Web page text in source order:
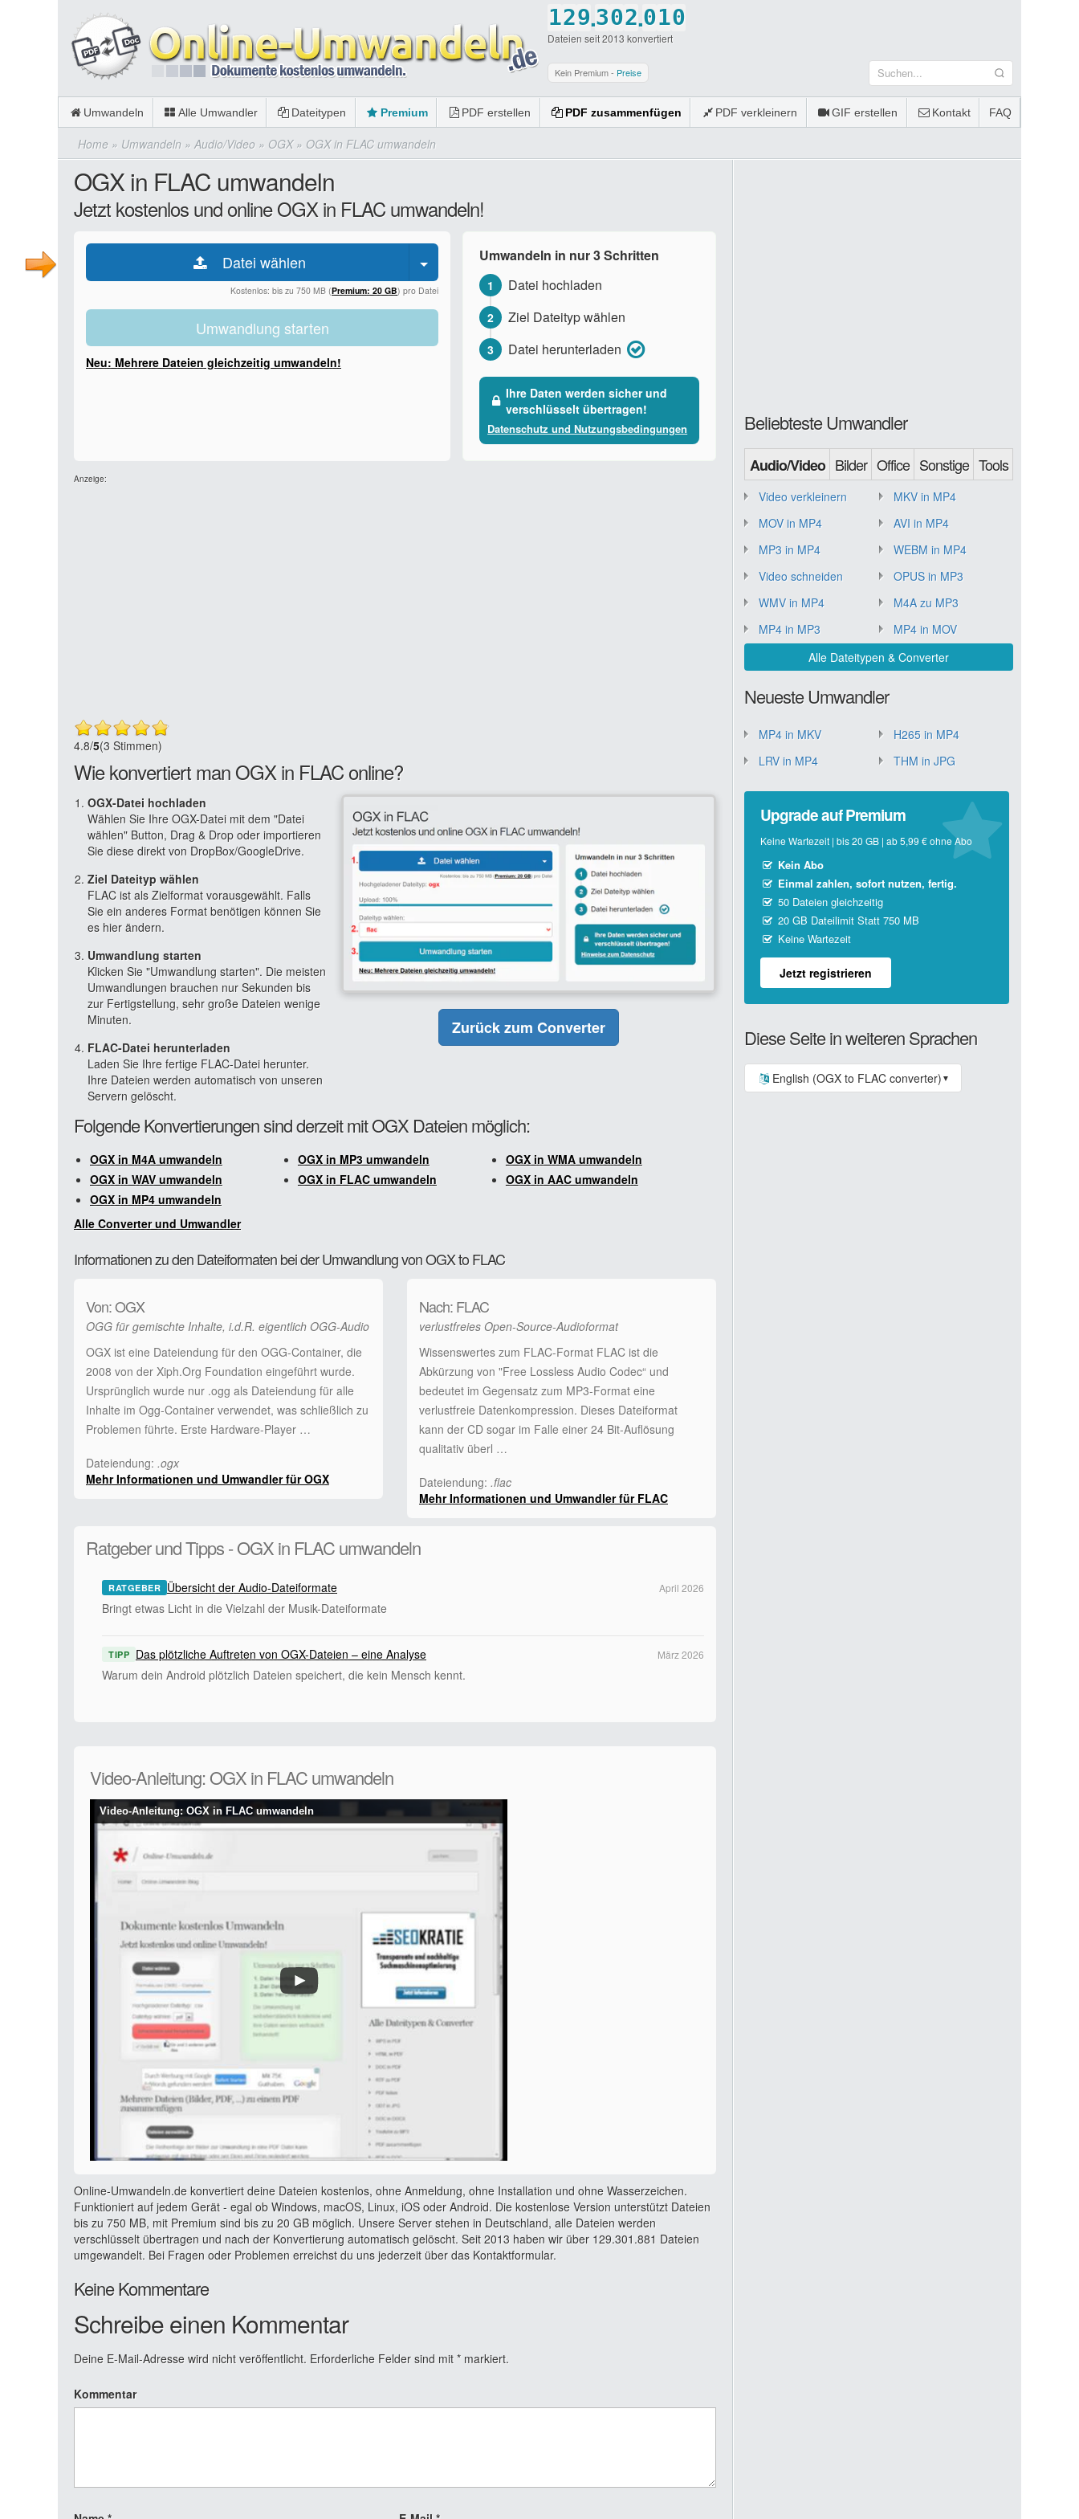
1
2
3
4
5
6
0
2
3
4
5
6
7
9
0
.3
4
5
6
7
8
0
1
2
3
4
5
9
2
3
4
5
6
7
.0
1
2
3
4
5
9
1
2
4
5
6
0
0
1
3
4
5
Dateien seit 2013 konvertiert
Kein Premium - Preise
Umwandeln Alle Umwandler Dateitypen Premium PDF erstellen PDF zusammenfügen PDF verkleinern GIF erstellen Kontakt FAQ
Home » Umwandeln » Audio/Video » OGX» OGX in FLAC umwandeln
OGX in FLAC umwandeln
Jetzt kostenlos und online OGX in FLAC umwandeln!
Datei wählen
Kostenlos: bis zu 750 MB (Premium: 20 GB) pro Datei
Umwandlung starten
Neu: Mehrere Dateien gleichzeitig umwandeln!
Umwandeln in nur 3 Schritten
1 Datei hochladen
2 Ziel Dateityp wählen
3 Datei herunterladen
Ihre Daten werden sicher und
verschlüsselt übertragen!
Datenschutz und Nutzungsbedingungen
Anzeige:
4.8/5(3 Stimmen)
Wie konvertiert man OGX in FLAC online?
OGX-Datei hochladen
Wählen Sie Ihre OGX-Datei mit dem "Datei
wählen" Button, Drag & Drop oder importieren
Sie diese direkt von DropBox/GoogleDrive.
Ziel Dateityp wählen
FLAC ist als Zielformat vorausgewählt. Falls
Sie ein anderes Format benötigen können Sie
es hier ändern.
Umwandlung starten
Klicken Sie "Umwandlung starten". Die meisten
Umwandlungen brauchen nur Sekunden bis
zur Fertigstellung, sehr große Dateien wenige
Minuten.
FLAC-Datei herunterladen
Laden Sie Ihre fertige FLAC-Datei herunter.
Ihre Dateien werden automatisch von unseren
Servern gelöscht.
Zurück zum Converter
Folgende Konvertierungen sind derzeit mit OGX Dateien möglich:
OGX in M4A umwandeln OGX in MP3 umwandeln
OGX in WMA umwandeln
OGX in WAV umwandeln
OGX in FLAC umwandeln
OGX in AAC umwandeln
OGX in MP4 umwandeln
Alle Converter und Umwandler
Informationen zu den Dateiformaten bei der Umwandlung von OGX to FLAC
Von: OGX
OGG für gemischte Inhalte, i.d.R. eigentlich OGG-Audio
OGX ist eine Dateiendung für den OGG-Container, die
2008 von der Xiph.Org Foundation eingeführt wurde.
Ursprünglich wurde nur .ogg als Dateiendung für alle
Inhalte im Ogg-Container verwendet, was schließlich zu
Problemen führte. Erste Hardware-Player …
Dateiendung: .ogx
Mehr Informationen und Umwandler für OGX
Nach: FLAC
verlustfreies Open-Source-Audioformat
Wissenswertes zum FLAC-Format FLAC ist die
Abkürzung von "Free Lossless Audio Codec“ und
bedeutet im Gegensatz zum MP3-Format eine
verlustfreie Datenkompression. Dieses Dateiformat
kann der CD sogar im Falle einer 24 Bit-Auflösung
qualitativ überl …
Dateiendung: .flac
Mehr Informationen und Umwandler für FLAC
Ratgeber und Tipps - OGX in FLAC umwandeln
RATGEBER Übersicht der Audio-Dateiformate April 2026
Bringt etwas Licht in die Vielzahl der Musik-Dateiformate
TIPP Das plötzliche Auftreten von OGX-Dateien – eine Analyse März 2026
Warum dein Android plötzlich Dateien speichert, die kein Mensch kennt.
Video-Anleitung: OGX in FLAC umwandeln
Video-Anleitung: OGX in FLAC umwandeln
Online-Umwandeln.de konvertiert deine Dateien kostenlos, ohne Anmeldung, ohne Installation und ohne Wasserzeichen.
Funktioniert auf jedem Gerät - egal ob Windows, macOS, Linux, iOS oder Android. Die kostenlose Version unterstützt Dateien
bis zu 750 MB, mit Premium sind bis zu 20 GB möglich. Unsere Server stehen in Deutschland, alle Dateien werden
verschlüsselt übertragen und nach der Konvertierung automatisch gelöscht. Seit 2013 haben wir über 129.301.881 Dateien
umgewandelt. Bei Fragen oder Problemen erreichst du uns jederzeit über das Kontaktformular.
Keine Kommentare
Schreibe einen Kommentar
Deine E-Mail-Adresse wird nicht veröffentlicht. Erforderliche Felder sind mit * markiert.
Kommentar
Beliebteste Umwandler
Audio/Video Bilder Office Sonstige Tools
Video verkleinern
MKV in MP4
MOV in MP4
AVI in MP4
MP3 in MP4
WEBM in MP4
Video schneiden
OPUS in MP3
WMV in MP4
M4A zu MP3
MP4 in MP3
MP4 in MOV
Alle Dateitypen & Converter
Neueste Umwandler
MP4 in MKV
H265 in MP4
LRV in MP4
THM in JPG
Upgrade auf Premium
Keine Wartezeit | bis 20 GB | ab 5,99 € ohne Abo
Kein Abo
Einmal zahlen, sofort nutzen, fertig.
50 Dateien gleichzeitig
20 GB Dateilimit Statt 750 MB
Keine Wartezeit
Jetzt registrieren
Diese Seite in weiteren Sprachen
English (OGX to FLAC converter) ▼